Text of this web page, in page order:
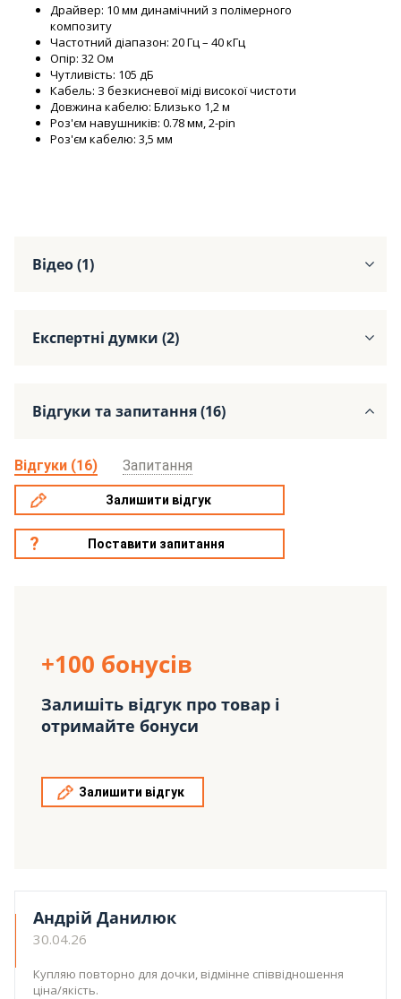
Драйвер: 10 мм динамічний з полімерного
композиту
Частотний діапазон: 20 Гц – 40 кГц
Опір: 32 Ом
Чутливість: 105 дБ
Кабель: З безкисневої міді високої чистоти
Довжина кабелю: Близько 1,2 м
Роз'єм навушників: 0.78 мм, 2-pin
Роз'єм кабелю: 3,5 мм
Відео (1)
Експертні думки (2)
Відгуки та запитання (16)
Відгуки (16) Запитання
Залишити відгук
Поставити запитання
+100 бонусів
Залишіть відгук про товар і
отримайте бонуси
Залишити відгук
Андрій Данилюк
30.04.26
Купляю повторно для дочки, відмінне співвідношення
ціна/якість.